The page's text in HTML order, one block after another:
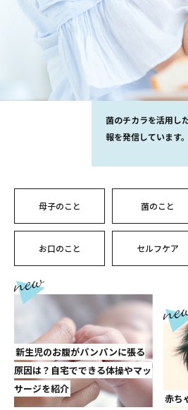
菌のチカラを活用し
報を発信しています。
母子のこと 菌のこと
お口のこと セルフケア
新生児のお腹がパンパンに張る
原因は？自宅でできる体操やマッ
サージを紹介
赤ち